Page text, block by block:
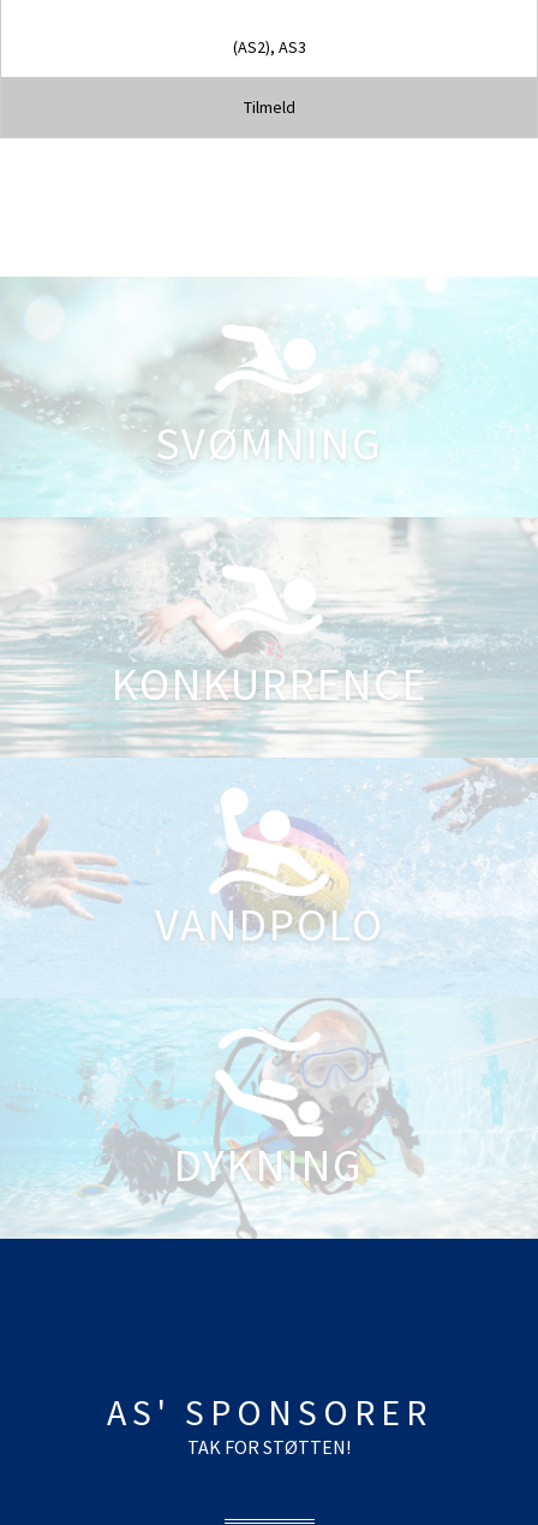
(AS2), AS3
Tilmeld
SVØMNING
KONKURRENCE
VANDPOLO
DYKNING
AS' SPONSORER
TAK FOR STØTTEN!